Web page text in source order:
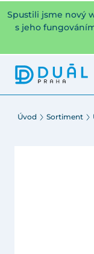
Spustili jsme nový
s jeho
Úvod Sortiment